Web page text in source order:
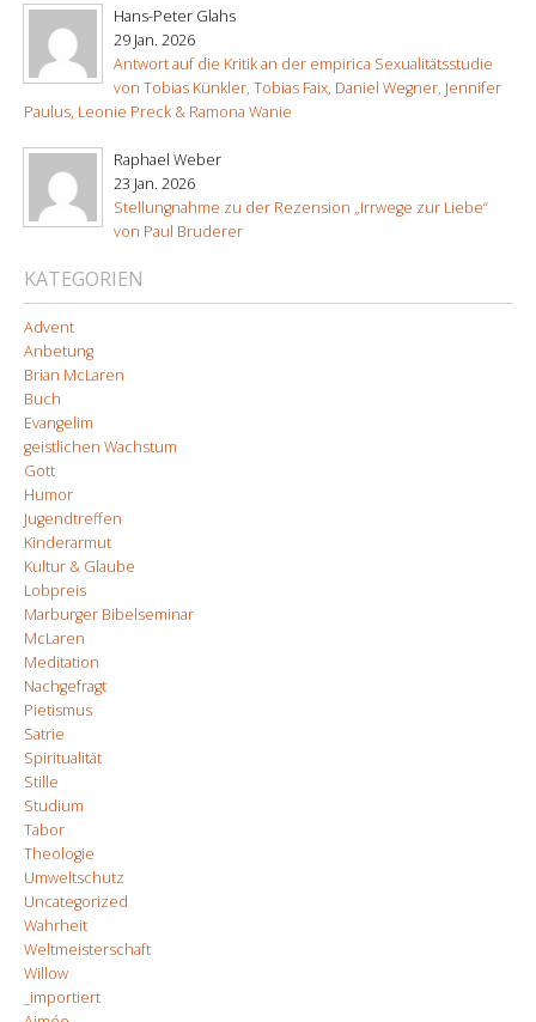
Hans-Peter Glahs
29 Jan. 2026
Antwort auf die Kritik an der empirica Sexualitätsstudie
von Tobias Künkler, Tobias Faix, Daniel Wegner, Jennifer
Paulus, Leonie Preck & Ramona Wanie
Raphael Weber
23 Jan. 2026
Stellungnahme zu der Rezension „Irrwege zur Liebe“
von Paul Bruderer
KATEGORIEN
Advent
Anbetung
Brian McLaren
Buch
Evangelim
geistlichen Wachstum
Gott
Humor
Jugendtreffen
Kinderarmut
Kultur & Glaube
Lobpreis
Marburger Bibelseminar
McLaren
Meditation
Nachgefragt
Pietismus
Satrie
Spiritualität
Stille
Studium
Tabor
Theologie
Umweltschutz
Uncategorized
Wahrheit
Weltmeisterschaft
Willow
_importiert